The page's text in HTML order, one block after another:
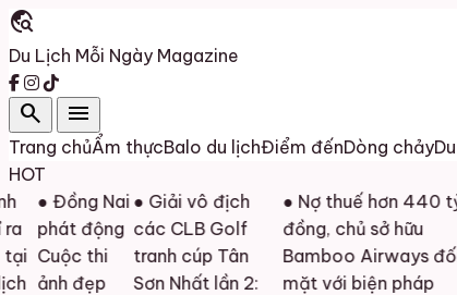
travel_explore
Du Lịch Mỗi Ngày Magazine
search menu
Trang chủẨm thựcBalo du lịchĐiểm đếnDòng chảy
HOT
● Đồng Nai
phát động
Cuộc thi
ảnh đẹp
● Giải vô địch
các CLB Golf
tranh cúp Tân
Sơn Nhất lần 2:
● Nợ thuế hơn 440 tỷ
đồng, chủ sở hữu
Bamboo Airways đối
mặt với biện pháp
●